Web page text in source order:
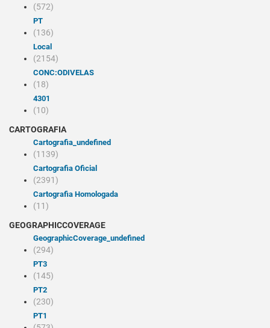
(572)
PT
(136)
Local
(2154)
CONC:ODIVELAS
(18)
4301
(10)
CARTOGRAFIA
cartografia_undefined
(1139)
Cartografia Oficial
(2391)
Cartografia Homologada
(11)
GEOGRAPHICCOVERAGE
geographicCoverage_undefined
(294)
PT3
(145)
PT2
(230)
PT1